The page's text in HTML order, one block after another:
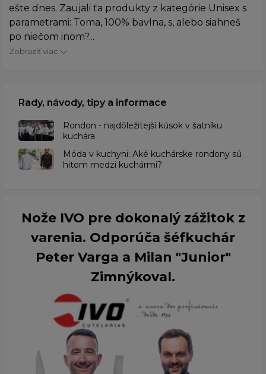
ešte dnes. Zaujali ťa produkty z kategórie Unisex s
parametrami: Toma, 100% bavlna, s, alebo siahneš
po niečom inom?...
Zobraziť viac
Rady, návody, tipy a informace
Rondon - najdôležitejší kúsok v šatníku
kuchára
​Móda v kuchyni: Aké kuchárske rondony sú
hitom medzi kuchármi?
Nože IVO pre dokonalý zážitok z
varenia. Odporúča šéfkuchár
Peter Varga a Milan "Junior"
Zimnýkoval.